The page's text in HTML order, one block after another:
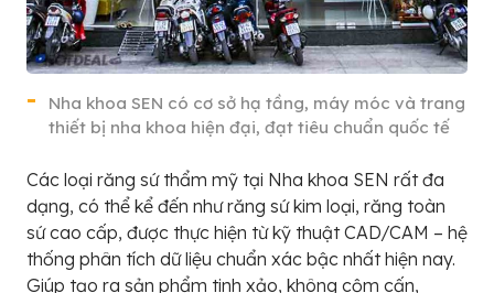
Nha khoa SEN có cơ sở hạ tầng, máy móc và trang
thiết bị nha khoa hiện đại, đạt tiêu chuẩn quốc tế
Các loại răng sứ thẩm mỹ tại Nha khoa SEN rất đa
dạng, có thể kể đến như răng sứ kim loại, răng toàn
sứ cao cấp, được thực hiện từ kỹ thuật CAD/CAM – hệ
thống phân tích dữ liệu chuẩn xác bậc nhất hiện nay.
Giúp tạo ra sản phẩm tinh xảo, không cộm cấn,